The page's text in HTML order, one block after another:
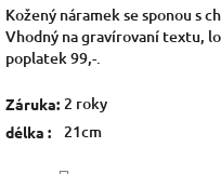
Kožený náramek se sponou s
Vhodný na gravírovaní textu,
poplatek 99,-.
Záruka: 2 roky
délka : 21cm